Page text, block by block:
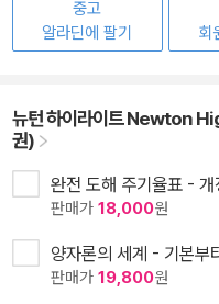
중고
알라딘에 팔기
회
뉴턴 하이라이트 Newton
권)
완전 도해 주기율표 - 개
판매가 18,000원
양자론의 세계 - 기본부
판매가 19,800원